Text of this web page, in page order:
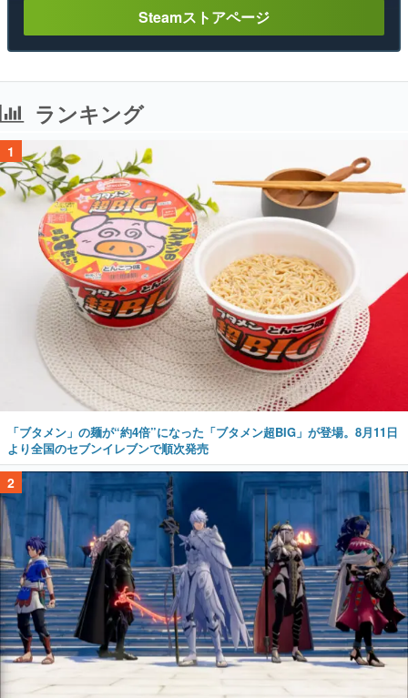
Steamストアページ
ランキング
1
「ブタメン」の麺が“約4倍”になった「ブタメン超BIG」が登場。8月11日
より全国のセブンイレブンで順次発売
2